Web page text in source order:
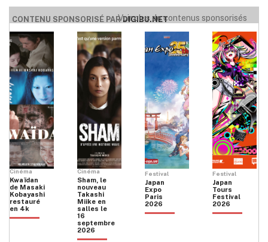
CONTENU SPONSORISÉ PARDIGIBU.NET
Voir plus de contenus sponsorisés
Cinéma
Kwaïdan
de Masaki
Kobayashi
restauré
en 4k
Cinéma
Sham, le
nouveau
Takashi
Miike en
salles le
16
septembre
2026
Festival
Japan
Expo
Paris
2026
Festival
Japan
Tours
Festival
2026